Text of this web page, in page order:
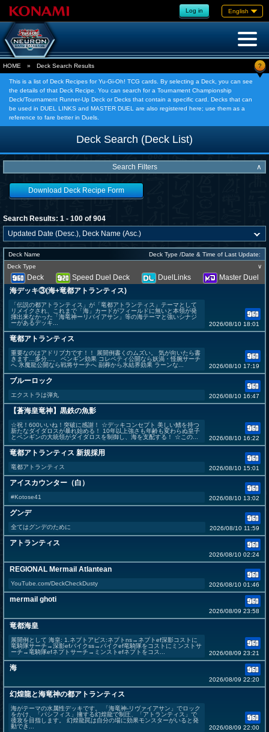
Log in English
HOME » Deck Search Results ?
This is a list of Deck Recipes for Yu-Gi-Oh! TCG cards. By selecting a Deck, you can see
the details of that Deck Recipe. You can search for a Tournament Championship
Deck/Tournament Runner-Up Deck or Decks that contain a specific card. Decks that can
be used in DUEL LINKS and MASTER DUEL are also registered here; use them as a
reference to fare better in Duels.
Deck Search (Deck List)
Search Filters ∧
Download Deck Recipe Form
Search Results: 1 - 100 of 904
Deck Name
Deck Type /Date & Time of Last Update:
Deck Type
∨
Deck Speed Duel Deck DuelLinks
Master Duel
海デッキ③(海+竜都アトランティス)
「伝説の都アトランティス」が「竜都アトランティス」テーマとして
リメイクされ、これまで「海」カードがフィールドに無いと本領が発
揮出来なかった「海竜神ーリバイアサン」等の海テーマと強いシナジ
ーがあるデッキ...
2026/08/10 18:01
竜都アトランティス
重要なのはアドリブ力です！！ 展開例書くのムズい。 気が向いたら書
きます…多分…。 ペンギン効果 コレペティ公開なら妖渦・怪腕サーチ
へ 氷魔龍公開なら戦将サーチへ 副葬から氷結界効果 ラーンな...
2026/08/10 17:19
ブルーロック
エクストラは弾丸 2026/08/10 16:47
【蒼海皇竜神】黒鉄の魚影
☆祝！600いいね！突破に感謝！ ☆デッキコンセプト 美しい鰭を持つ
新たなダイダロスが暴れ始める！ 10年以上強さも年齢も変わらぬ皇子
とペンギンの大統領がダイダロスを制御し、海を支配する！ ☆この...
2026/08/10 16:22
竜都アトランティス 新規採用
竜都アトランティス 2026/08/10 15:01
アイスカウンター（白）
#Kotose41 2026/08/10 13:02
グンデ
全てはグンデのために 2026/08/10 11:59
アトランティス
2026/08/10 02:24
REGIONAL Mermail Atlantean
YouTube.com/DeckCheckDusty 2026/08/10 01:46
mermail ghoti
2026/08/09 23:58
竜都海皇
展開例として 海皇: 1.ネプトアビス:ネプトns→ネプトef深影コストに
竜騎隊サーチ→深影efパイクss→パイクef竜騎隊をコストにミンストサ
ーチ→竜騎隊efネプトサーチ→ミンストefネプトをコス...
2026/08/09 23:21
海
2026/08/09 22:20
幻煌龍と海竜神の都アトランティス
海がテーマの水属性デッキです。 「海竜神‐リヴァイアサン」でロック
をかけ、「パシフィス」擁する幻煌龍で制圧、「アトランティス」で
後攻を目指します。 幻煌龍罠は自分の場に効果モンスターがいると発
動でき...
2026/08/09 22:00